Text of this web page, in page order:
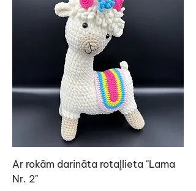
Ar rokām darināta rotaļlieta "Lama
Nr. 2"